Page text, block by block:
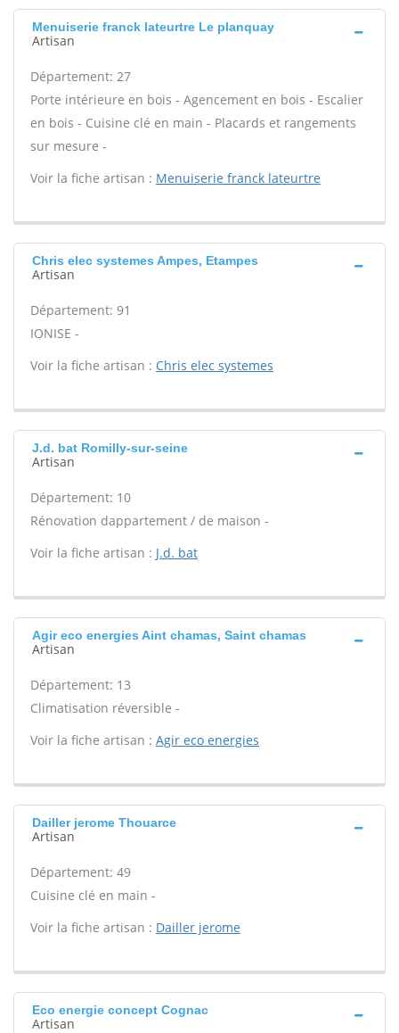
Menuiserie franck lateurtre Le planquay
Artisan
Département: 27
Porte intérieure en bois - Agencement en bois - Escalier
en bois - Cuisine clé en main - Placards et rangements
sur mesure -
Voir la fiche artisan : Menuiserie franck lateurtre
Chris elec systemes Ampes, Etampes
Artisan
Département: 91
IONISE -
Voir la fiche artisan : Chris elec systemes
J.d. bat Romilly-sur-seine
Artisan
Département: 10
Rénovation dappartement / de maison -
Voir la fiche artisan : J.d. bat
Agir eco energies Aint chamas, Saint chamas
Artisan
Département: 13
Climatisation réversible -
Voir la fiche artisan : Agir eco energies
Dailler jerome Thouarce
Artisan
Département: 49
Cuisine clé en main -
Voir la fiche artisan : Dailler jerome
Eco energie concept Cognac
Artisan